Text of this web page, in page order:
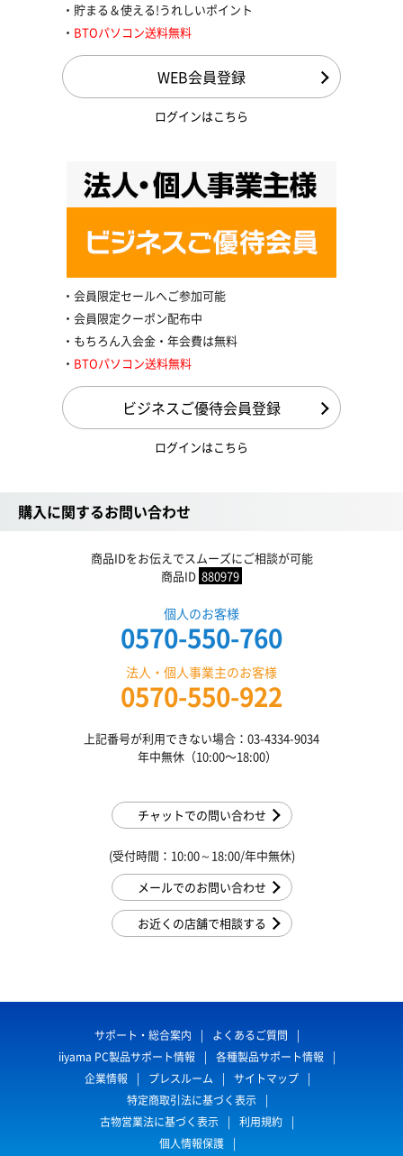
貯まる＆使える!うれしいポイント
BTOパソコン送料無料
WEB会員登録
ログインはこちら
会員限定セールへご参加可能
会員限定クーポン配布中
もちろん入会金・年会費は無料
BTOパソコン送料無料
ビジネスご優待会員登録
ログインはこちら
購入に関するお問い合わせ
商品IDをお伝えでスムーズにご相談が可能
商品ID 880979
個人のお客様
0570-550-760
法人・個人事業主のお客様
0570-550-922
上記番号が利用できない場合：03-4334-9034
年中無休（10:00〜18:00）
チャットでの問い合わせ
(受付時間：10:00～18:00/年中無休)
メールでのお問い合わせ
お近くの店舗で相談する
サポート・総合案内
よくあるご質問
iiyama PC製品サポート情報
各種製品サポート情報
企業情報
プレスルーム
サイトマップ
特定商取引法に基づく表示
古物営業法に基づく表示
利用規約
個人情報保護